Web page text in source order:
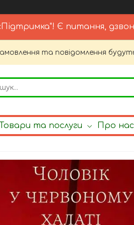
Є питання,
та повідомлення
Товари та послуги Про нас